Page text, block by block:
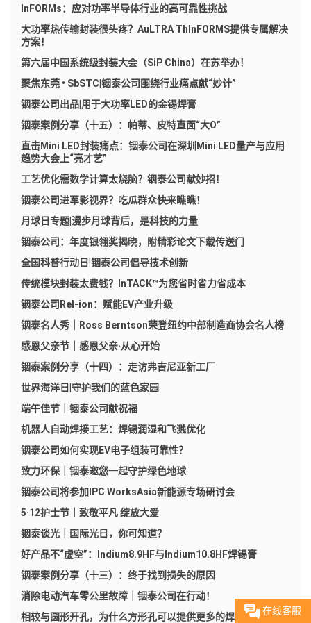
在线客服
InFORMs：应对功率半导体行业的高可靠性挑战
大功率热传输封装很头疼？AuLTRA ThInFORMS提供专属解决
方案！
第六届中国系统级封装大会（SiP China）在苏举办！
聚焦东莞 • SbSTC|铟泰公司围绕行业痛点献“妙计”
铟泰公司出品|用于大功率LED的金锡焊膏
铟泰案例分享（十五）：帕蒂、皮特直面“大O”
直击Mini LED封装痛点：铟泰公司在深圳Mini LED量产与应用
趋势大会上“亮才艺”
工艺优化需数学计算太烧脑？铟泰公司献妙招！
铟泰公司进军影视界？吃瓜群众快来瞧瞧！
月球日专题|漫步月球背后，是科技的力量
铟泰公司：年度银翎奖揭晓，附精彩论文下载传送门
全国科普行动日|铟泰公司倡导技术创新
传统模块封装太费钱？InTACK™为您省时省力省成本
铟泰公司Rel-ion：赋能EV产业升级
铟泰名人秀｜Ross Berntson荣登纽约中部制造商协会名人榜
感恩父亲节｜感恩父亲·从心开始
铟泰案例分享（十四）：走访弗吉尼亚新工厂​
世界海洋日|守护我们的蓝色家园
端午佳节｜铟泰公司献祝福
机器人自动焊接工艺：焊锡润湿和飞溅优化
铟泰公司如何实现EV电子组装可靠性？
致力环保｜铟泰邀您一起守护绿色地球
铟泰公司将参加IPC WorksAsia新能源专场研讨会
5·12护士节｜致敬平凡 绽放大爱
铟泰谈光｜国际光日，你可知道？
好产品不“虚空”：Indium8.9HF与Indium10.8HF焊锡膏
铟泰案例分享（十三）：终于找到损失的原因
消除电动汽车零公里故障｜铟泰公司在行动！
相较与圆形开孔，为什么方形孔可以提供更多的焊锡膏量？